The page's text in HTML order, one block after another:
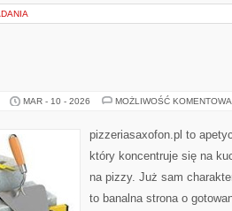
MAR - 10 - 2026 MOŻLIWOŚĆ
pizzeriasaxofon.pl to
który koncentruje się na
na pizzy. Już sam
to banalna strona o